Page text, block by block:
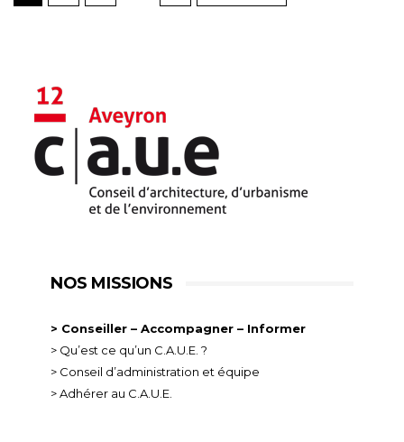
NOS MISSIONS
> Conseiller – Accompagner – Informer
> Qu’est ce qu’un C.A.U.E. ?
> Conseil d’administration et équipe
> Adhérer au C.A.U.E.